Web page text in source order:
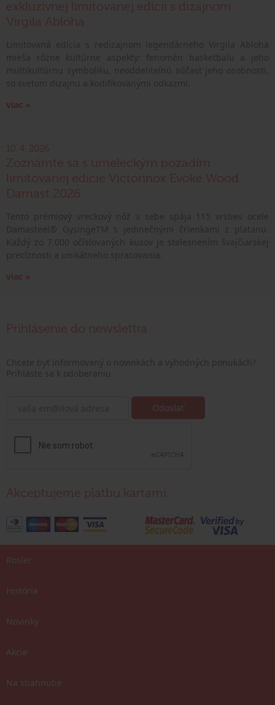
exkluzívnej limitovanej edícii s dizajnom
Virgila Abloha
viac »
10. 4. 2026
Zoznámte sa s umeleckým pozadím
limitovanej edície Victorinox Evoke Wood
Damast 2026
viac »
Prihlásenie do newslettra
Akceptujeme platbu kartami:
Rosler
História
Novinky
Akcie
Na stiahnutie